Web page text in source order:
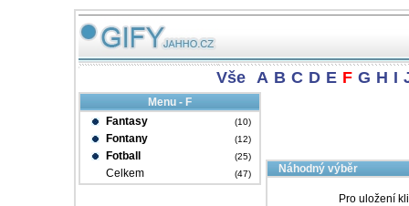
Vše A B C D E F G H I
Menu - F
Fantasy
(10)
Fontany (12)
Fotball (25)
Celkem (47) Náhodný výběr
Pro uložení